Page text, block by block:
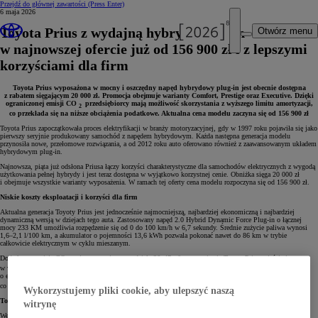
Przejdź do głównej zawartości (Press Enter)
Otwórz menu
6 maja 2026
Toyota Prius z wydajną hybrydą plug-in
w najnowszej ofercie już od 156 900 zł i z lepszymi
korzyściami dla firm
Toyota Prius wyposażona w mocny i oszczędny napęd hybrydowy plug-in jest obecnie dostępna
z rabatem sięgającym 20 000 zł. Promocja obejmuje warianty Comfort, Prestige oraz Executive. Dzięki
ograniczonej emisji CO 2 przedsiębiorcy mają możliwość skorzystania z wyższego limitu amortyzacji,
co przekłada się na niższe obciążenia podatkowe. Aktualna cena modelu zaczyna się od 156 900 zł
Toyota Prius zapoczątkowała proces elektryfikacji w branży motoryzacyjnej, gdy w 1997 roku pojawiła się jako
pierwszy seryjnie produkowany samochód z napędem hybrydowym. Każda następna generacja modelu
przynosiła nowe, przełomowe rozwiązania, a od 2012 roku auto oferowano również z zaawansowanym układem
hybrydowym plug-in.
Najnowsza, piąta już odsłona Priusa łączy korzyści charakterystyczne dla samochodów elektrycznych z wygodą
użytkowania pełnej hybrydy i jest teraz dostępna w wyjątkowo korzystnej cenie. Obniżka sięga 20 000 zł
i obejmuje wszystkie warianty wyposażenia. W ramach tej oferty cena modelu rozpoczyna się od 156 900 zł.
Niskie koszty eksploatacji i korzyści dla firm
Aktualna generacja Toyoty Prius jest jednocześnie najmocniejszą, najbardziej ekonomiczną i najbardziej
dynamiczną wersją w dziejach tego auta. Zastosowany napęd 2.0 Hybrid Dynamic Force Plug-in o łącznej
mocy 233 KM umożliwia rozpędzenie się od 0 do 100 km/h w 6,7 sekundy. Średnie zużycie paliwa wynosi
1,6–2,1 l/100 km, a akumulator o pojemności 13,6 kWh pozwala pokonać nawet do 86 km w trybie
całkowicie elektrycznym w cyklu mieszanym.
Dodatkowo emisja CO mieszcząca się w przedziale 36–47 g/km sprawia, że Toyota Prius mieści się
w wyższym limicie amortyzacji obowiązującym od 1 stycznia 2026 roku. W przypadku zakupu pojazdu
o emisji poniżej 50 g CO
co w praktyce przekłada się na niższe koszty użytkowania.
Toyota Prius w wersji Comfort już od 156 900 zł
Wersja Comfort modelu z rocznika 2026 jest standardowo wyposażona w 17" felgi aluminiowe oraz system
Wykorzystujemy pliki cookie, aby ulepszyć naszą
witrynę